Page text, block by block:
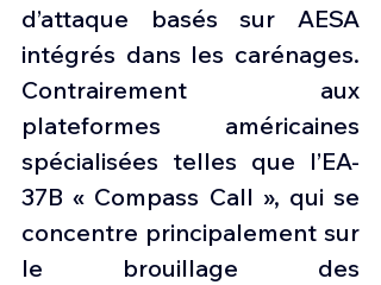
d’attaque basés sur AESA
intégrés dans les carénages.
Contrairement aux
plateformes américaines
spécialisées telles que l’EA-
37B « Compass Call », qui se
concentre principalement sur
le brouillage des